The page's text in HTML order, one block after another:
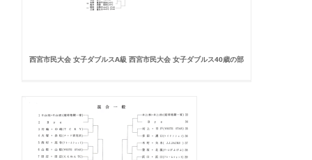
西宮市民大会 女子ダブルスA級 西宮市民大会 女子ダブルス40歳の部